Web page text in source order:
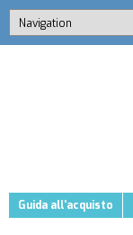
Guida all'acquisto